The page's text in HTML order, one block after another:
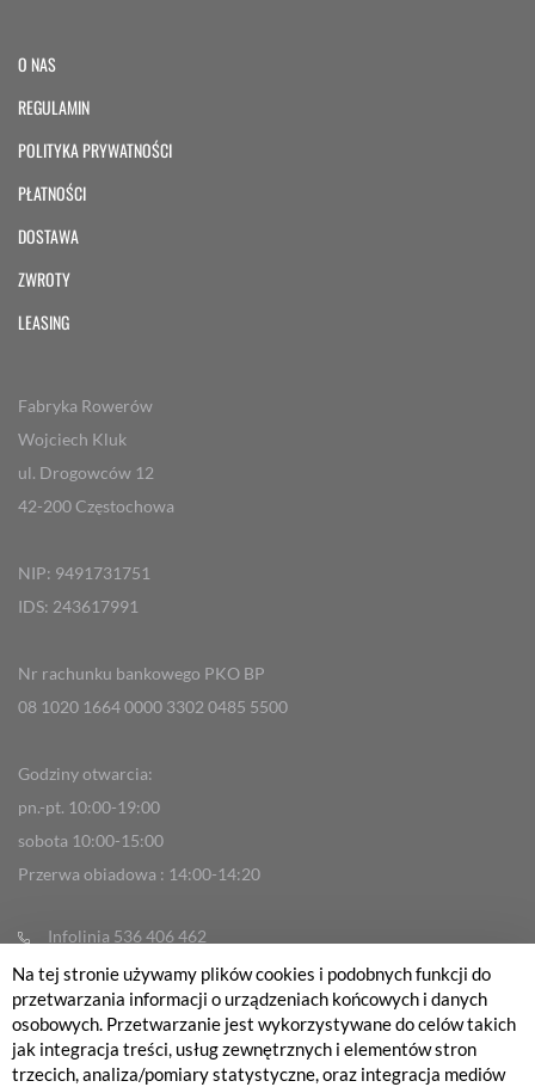
O NAS
REGULAMIN
POLITYKA PRYWATNOŚCI
PŁATNOŚCI
DOSTAWA
ZWROTY
LEASING
Fabryka Rowerów
Wojciech Kluk
ul. Drogowców 12
42-200 Częstochowa
NIP: 9491731751
IDS: 243617991
Nr rachunku bankowego PKO BP
08 1020 1664 0000 3302 0485 5500
Godziny otwarcia:
pn.-pt. 10:00-19:00
sobota 10:00-15:00
Przerwa obiadowa : 14:00-14:20
Infolinia 536 406 462
info@fabrykarowerow.com
Reklamacje
sklep@fabrykarowerow.com
Na tej stronie używamy plików cookies i podobnych funkcji do
przetwarzania informacji o urządzeniach końcowych i danych
osobowych. Przetwarzanie jest wykorzystywane do celów takich
jak integracja treści, usług zewnętrznych i elementów stron
trzecich, analiza/pomiary statystyczne, oraz integracja mediów